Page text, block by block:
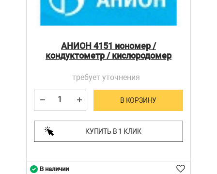
АНИОН 4151 иономер /
кондуктометр / кислородомер
требует уточнения
В КОРЗИНУ
КУПИТЬ В 1 КЛИК
В наличии